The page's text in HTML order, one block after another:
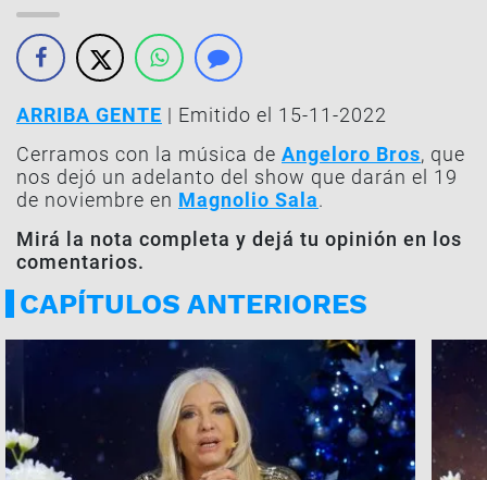
ARRIBA GENTE | Emitido el 15-11-2022
Cerramos con la música de Angeloro Bros, que
nos dejó un adelanto del show que darán el 19
de noviembre en Magnolio Sala.
Mirá la nota completa y dejá tu opinión en los
comentarios.
CAPÍTULOS ANTERIORES